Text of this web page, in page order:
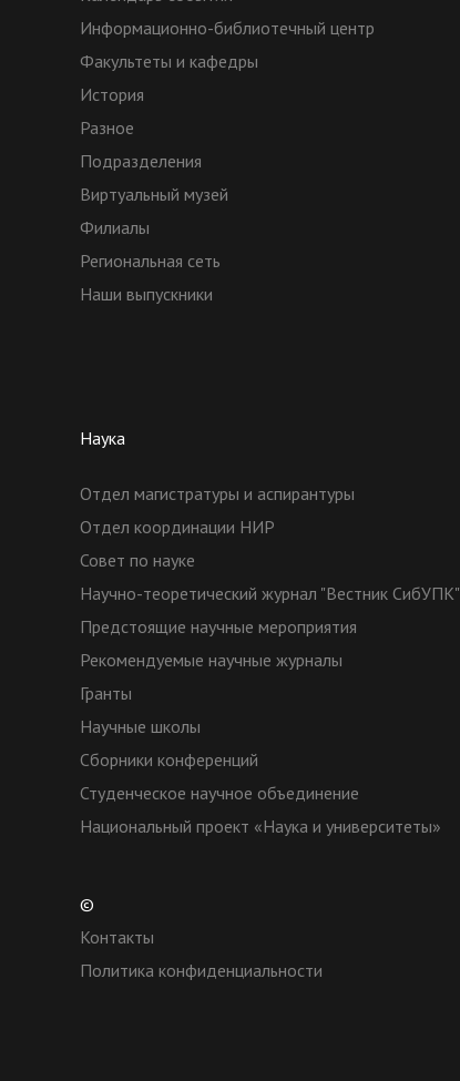
Информационно-библиотечный центр
Факультеты и кафедры
История
Разное
Подразделения
Виртуальный музей
Филиалы
Региональная сеть
Наши выпускники
Наука
Отдел магистратуры и аспирантуры
Отдел координации НИР
Совет по науке
Научно-теоретический журнал "Вестник СибУПК"
Предстоящие научные мероприятия
Рекомендуемые научные журналы
Гранты
Научные школы
Сборники конференций
Студенческое научное объединение
Национальный проект «Наука и университеты»
©
Контакты
Политика конфиденциальности